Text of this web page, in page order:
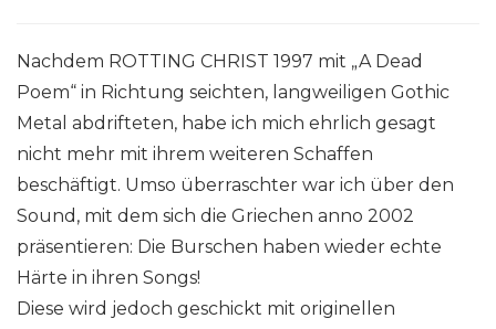
Nachdem ROTTING CHRIST 1997 mit „A Dead
Poem“ in Richtung seichten, langweiligen Gothic
Metal abdrifteten, habe ich mich ehrlich gesagt
nicht mehr mit ihrem weiteren Schaffen
beschäftigt. Umso überraschter war ich über den
Sound, mit dem sich die Griechen anno 2002
präsentieren: Die Burschen haben wieder echte
Härte in ihren Songs!
Diese wird jedoch geschickt mit originellen